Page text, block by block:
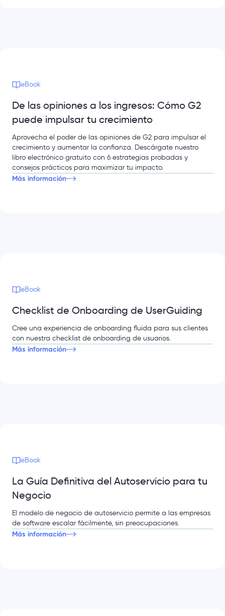
eBook
De las opiniones a los ingresos: Cómo G2
puede impulsar tu crecimiento
Aprovecha el poder de las opiniones de G2 para impulsar el
crecimiento y aumentar la confianza. Descárgate nuestro
libro electrónico gratuito con 6 estrategias probadas y
consejos prácticos para maximizar tu impacto.
Más información
eBook
Checklist de Onboarding de UserGuiding
Cree una experiencia de onboarding fluida para sus clientes
con nuestra checklist de onboarding de usuarios.
Más información
eBook
La Guía Definitiva del Autoservicio para tu
Negocio
El modelo de negocio de autoservicio permite a las empresas
de software escalar fácilmente, sin preocupaciones.
Más información